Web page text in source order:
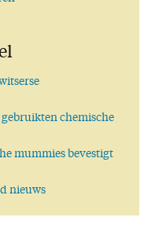
gebruikten chemische
mummies bevestigt
nieuws